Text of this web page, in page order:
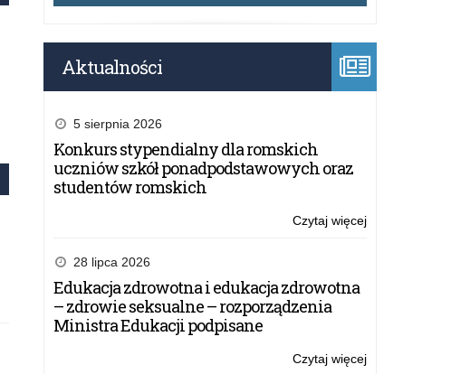
Aktualności
5 sierpnia 2026
Konkurs stypendialny dla romskich
uczniów szkół ponadpodstawowych oraz
studentów romskich
Czytaj więcej
28 lipca 2026
Edukacja zdrowotna i edukacja zdrowotna
– zdrowie seksualne – rozporządzenia
Ministra Edukacji podpisane
Czytaj więcej